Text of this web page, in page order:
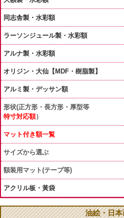
同志舎製・水彩額
ラーソンジュール製・水彩額
アルナ製・水彩額
オリジン・大仙【MDF・樹脂製】
アルミ製・デッサン額
形状(正方形・長方形・厚型等
特寸対応額）
マット付き額一覧
サイズから選ぶ
額装用マット(テープ等)
アクリル板・黃袋
油絵・日本